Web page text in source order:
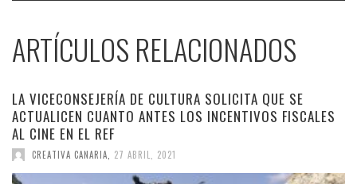
ARTÍCULOS RELACIONADOS
LA VICECONSEJERÍA DE CULTURA SOLICITA QUE SE
ACTUALICEN CUANTO ANTES LOS INCENTIVOS FISCALES
AL CINE EN EL REF
CREATIVA CANARIA 27 ABRIL, 2021